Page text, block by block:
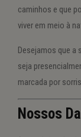
caminhos e que
viver em meio à
Desejamos que a
seja
marcada por
Nossos